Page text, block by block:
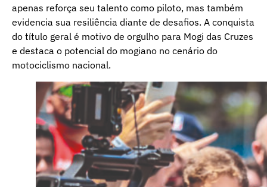
apenas reforça seu talento como piloto, mas também
evidencia sua resiliência diante de desafios. A conquista
do título geral é motivo de orgulho para Mogi das Cruzes
e destaca o potencial do mogiano no cenário do
motociclismo nacional.